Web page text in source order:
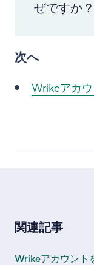
ぜですか？
次へ
Wrikeアカ
関連記事
Wrikeアカウント